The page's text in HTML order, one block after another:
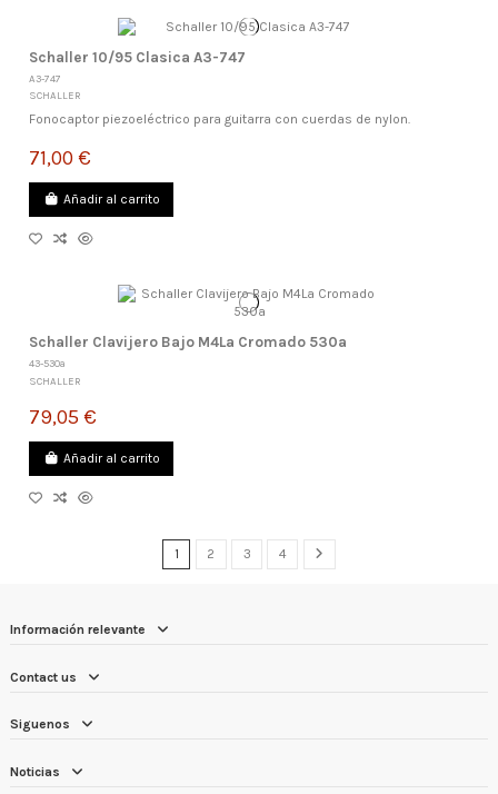
Schaller 10/95 Clasica A3-747
A3-747
SCHALLER
Fonocaptor piezoeléctrico para guitarra con cuerdas de nylon.
71,00 €
Añadir al carrito
Schaller Clavijero Bajo M4La Cromado 530a
43-530a
SCHALLER
79,05 €
Añadir al carrito
1 2 3 4
Información relevante
Contact us
Siguenos
Noticias